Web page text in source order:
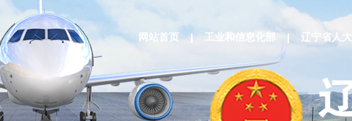
网站首页 工业和信息化部 辽宁省人大